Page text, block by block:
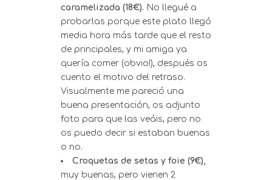
caramelizada (18€). No llegué a
probarlas porque este plato llegó
media hora más tarde que el resto
de principales, y mi amiga ya
quería comer (obvio!), después os
cuento el motivo del retraso.
Visualmente me pareció una
buena presentación, os adjunto
foto para que las veáis, pero no
os puedo decir si estaban buenas
o no.
Croquetas de setas y foie (9€),
muy buenas, pero vienen 2